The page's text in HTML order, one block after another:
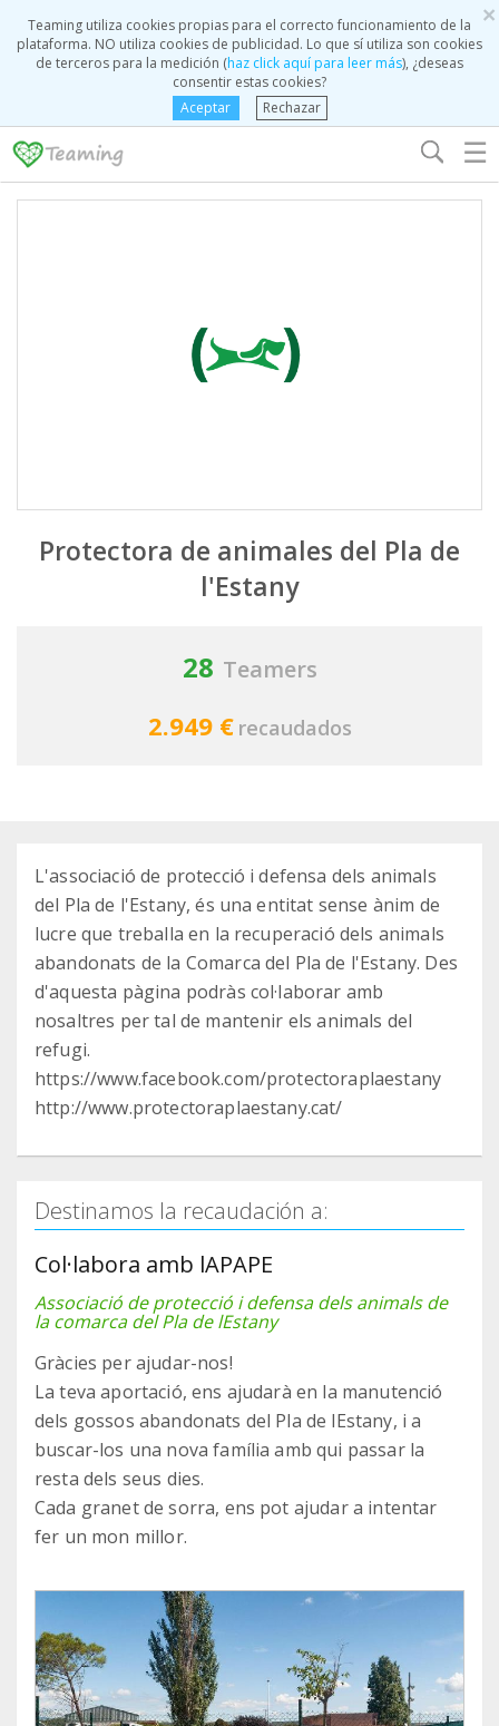
×
Teaming utiliza cookies propias para el correcto funcionamiento de la
plataforma. NO utiliza cookies de publicidad. Lo que sí utiliza son cookies
de terceros para la medición (haz click aquí para leer más), ¿deseas
consentir estas cookies?
Aceptar
Rechazar
☰
Protectora de animales del Pla de
l'Estany
28 Teamers
2.949 € recaudados
L'associació de protecció i defensa dels animals
del Pla de l'Estany, és una entitat sense ànim de
lucre que treballa en la recuperació dels animals
abandonats de la Comarca del Pla de l'Estany. Des
d'aquesta pàgina podràs col·laborar amb
nosaltres per tal de mantenir els animals del
refugi.
https://www.facebook.com/protectoraplaestany
http://www.protectoraplaestany.cat/
Destinamos la recaudación a:
Col·labora amb lAPAPE
Associació de protecció i defensa dels animals de
la comarca del Pla de lEstany
Gràcies per ajudar-nos!
La teva aportació, ens ajudarà en la manutenció
dels gossos abandonats del Pla de lEstany, i a
buscar-los una nova família amb qui passar la
resta dels seus dies.
Cada granet de sorra, ens pot ajudar a intentar
fer un mon millor.